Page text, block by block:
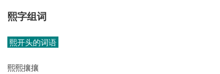
熙字组词
熙开头的词语
熙熙攘攘